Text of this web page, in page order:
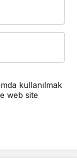
kullanılmak
web site